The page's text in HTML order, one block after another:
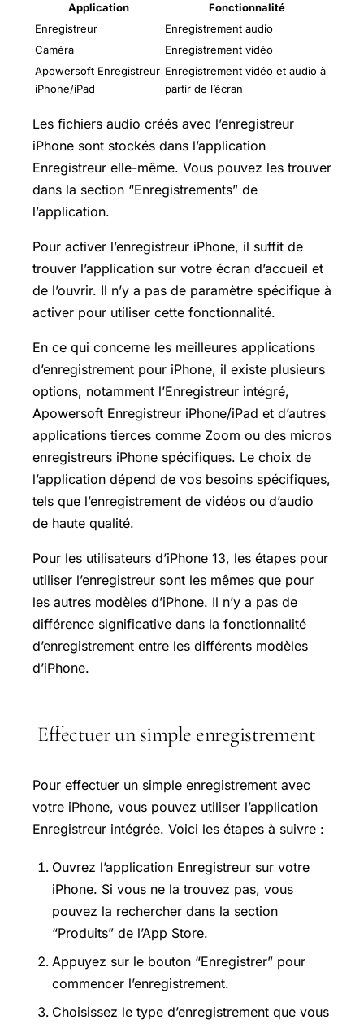
Application
Fonctionnalité
Enregistreur
Enregistrement audio
Caméra
Enregistrement vidéo
Apowersoft Enregistreur
iPhone/iPad
Enregistrement vidéo et audio à
partir de l’écran
Les fichiers audio créés avec l’enregistreur
iPhone sont stockés dans l’application
Enregistreur elle-même. Vous pouvez les trouver
dans la section “Enregistrements” de
l’application.
Pour activer l’enregistreur iPhone, il suffit de
trouver l’application sur votre écran d’accueil et
de l’ouvrir. Il n’y a pas de paramètre spécifique à
activer pour utiliser cette fonctionnalité.
En ce qui concerne les meilleures applications
d’enregistrement pour iPhone, il existe plusieurs
options, notamment l’Enregistreur intégré,
Apowersoft Enregistreur iPhone/iPad et d’autres
applications tierces comme Zoom ou des micros
enregistreurs iPhone spécifiques. Le choix de
l’application dépend de vos besoins spécifiques,
tels que l’enregistrement de vidéos ou d’audio
de haute qualité.
Pour les utilisateurs d’iPhone 13, les étapes pour
utiliser l’enregistreur sont les mêmes que pour
les autres modèles d’iPhone. Il n’y a pas de
différence significative dans la fonctionnalité
d’enregistrement entre les différents modèles
d’iPhone.
Effectuer un simple enregistrement
Pour effectuer un simple enregistrement avec
votre iPhone, vous pouvez utiliser l’application
Enregistreur intégrée. Voici les étapes à suivre :
Ouvrez l’application Enregistreur sur votre
iPhone. Si vous ne la trouvez pas, vous
pouvez la rechercher dans la section
“Produits” de l’App Store.
Appuyez sur le bouton “Enregistrer” pour
commencer l’enregistrement.
Choisissez le type d’enregistrement que vous